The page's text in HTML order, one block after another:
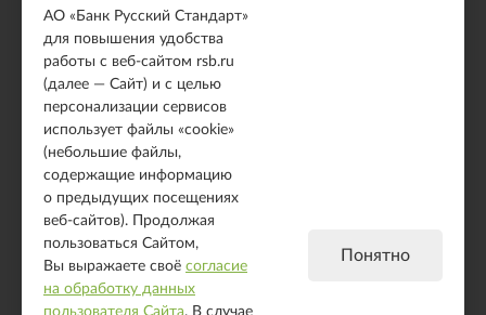
Возможности
Модули для CMS
Выставление счета
HTML форма
IFRAME форма
JSON API
Полезное
Примеры использования
Холдирование средств
Демо-версия
АО «Банк Русский Стандарт»
для повышения удобства
работы с веб-сайтом rsb.ru
(далее — Сайт) и с целью
персонализации сервисов
использует файлы «cookie»
(небольшие файлы,
содержащие информацию
о предыдущих посещениях
веб-сайтов). Продолжая
пользоваться Сайтом,
Вы выражаете своё согласие
на обработку данных
пользователя Сайта. В случае
Понятно